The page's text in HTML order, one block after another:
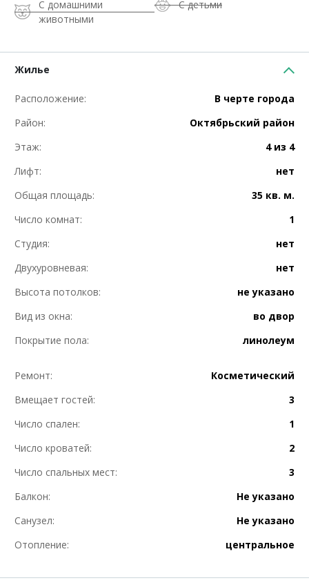
С домашними
животными
С детьми
Жилье
Расположение:
В черте города
Район:
Октябрьский район
Этаж:
4 из 4
Лифт:
нет
Общая площадь:
35 кв. м.
Число комнат:
1
Студия:
нет
Двухуровневая:
нет
Высота потолков:
не указано
Вид из окна:
во двор
Покрытие пола:
линолеум
Ремонт:
Косметический
Вмещает гостей:
3
Число спален:
1
Число кроватей:
2
Число спальных мест:
3
Балкон:
Не указано
Санузел:
Не указано
Отопление:
центральное